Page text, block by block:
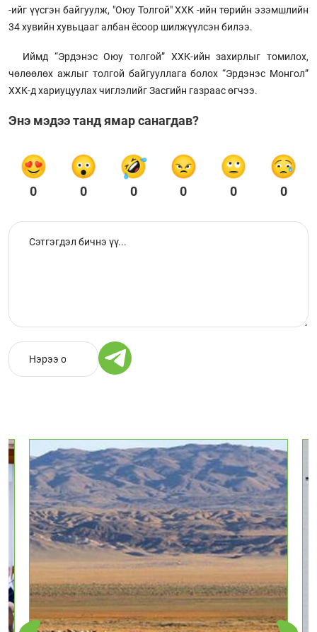
-ийг үүсгэн байгуулж, "Оюу Толгой" ХХК -ийн төрийн эзэмшлийн
34 хувийн хувьцааг албан ёсоор шилжүүлсэн билээ.
Иймд “Эрдэнэс Оюу толгой” ХХК-ийн захирлыг томилох,
чөлөөлөх ажлыг толгой байгууллага болох “Эрдэнэс Монгол”
ХХК-д хариуцуулах чиглэлийг Засгийн газраас өгчээ.
Энэ мэдээ танд ямар санагдав?
0 0 0 0 0 0